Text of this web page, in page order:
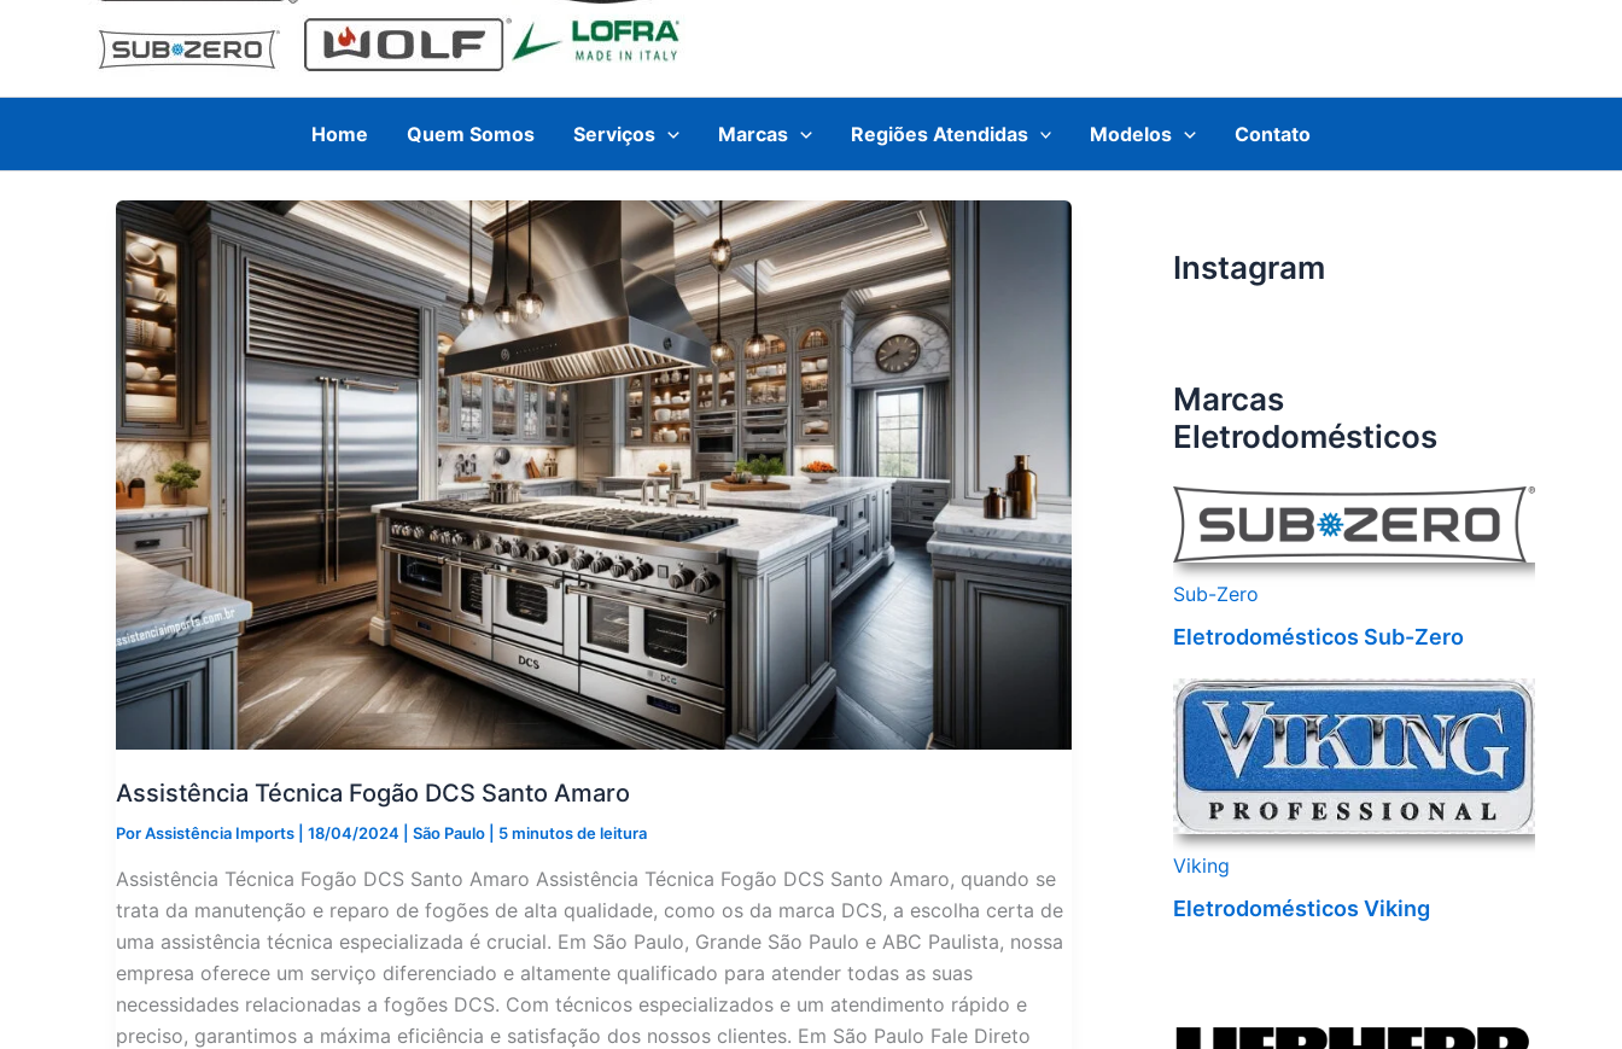
Home Quem Somos Serviços Marcas Regiões Atendidas Modelos Contato
Assistência Técnica Fogão DCS Santo Amaro
PorAssistência Imports 18/04/2024 São Paulo 5 minutos de leitura
Assistência Técnica Fogão DCS Santo Amaro Assistência Técnica Fogão DCS Santo Amaro, quando se
trata da manutenção e reparo de fogões de alta qualidade, como os da marca DCS, a escolha certa de
uma assistência técnica especializada é crucial. Em São Paulo, Grande São Paulo e ABC Paulista, nossa
empresa oferece um serviço diferenciado e altamente qualificado para atender todas as suas
necessidades relacionadas a fogões DCS. Com técnicos especializados e um atendimento rápido e
preciso, garantimos a máxima eficiência e satisfação dos nossos clientes. Em São Paulo Fale Direto
Instagram
Marcas
Eletrodomésticos
Sub-Zero
Eletrodomésticos Sub-Zero
Viking
Eletrodomésticos Viking